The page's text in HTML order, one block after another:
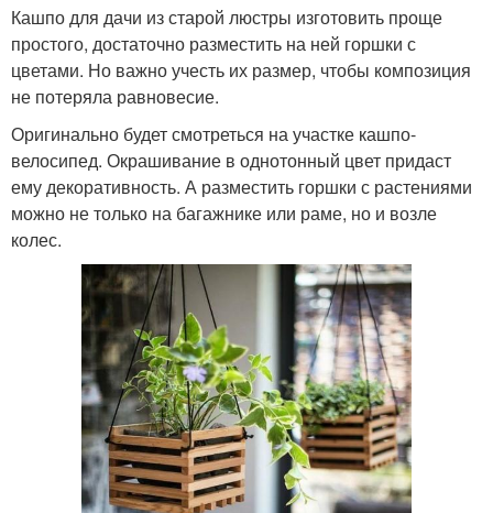
Кашпо для дачи из старой люстры изготовить проще
простого, достаточно разместить на ней горшки с
цветами. Но важно учесть их размер, чтобы композиция
не потеряла равновесие.
Оригинально будет смотреться на участке кашпо-
велосипед. Окрашивание в однотонный цвет придаст
ему декоративность. А разместить горшки с растениями
можно не только на багажнике или раме, но и возле
колес.